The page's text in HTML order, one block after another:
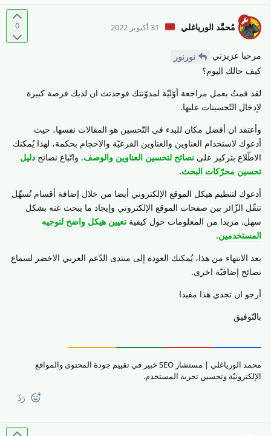
0 مُحمَّد الورياغلي 31 أكتوبر 2022
مرحبا عزيزتي
نورنور
كيف حالك اليوم؟
لقد قمتُ بعمل مراجعة أوّليّة لمدوّنتك فوجدتث ان لديك فرصة كبيرة
لإدخال التّحسينات عليها.
وأعتقد ان أفضل مكان للبدء في التّحسين هو المقالات نفسها، حيث
أدعوك لاستخدام العناوين والعناوين الفرعيّة والاحجام بحكمة، لهذا يُمكنك
الاطّلاع بتركيز على نصائح لتحسين العناوين والوصف. واتّباع نصائح دليل
تحسين محرّكات البحث.
أدعوك لتنظيم هيكل الموقع الإلكتروني أيضا من خلال إضافة أقسام تُسهِّل
تنقّل الزّائر بين صفحات الموقع الإلكتروني وإيجاد ما يبحث عنه بشكل
سهل. مزيدا من المعلومات حول كيفية تعيين هيكل واضح لتوجيه
المستخدمين.
بعد الانتهاء من هذا، يُمكنك العودة إلى منتدى الدّعم العربي الاخضر لسماع
نصائح إضافيّة اخرى.
أرجو ان تجدي هذا مفيدا
بالتّوفيق
محمد الورياغلي | مستشار SEO خبير في تقييم جودة المحتوى والمواقع
الإلكترونيّة وتحسين تجربة المستخدم.
رَدّ